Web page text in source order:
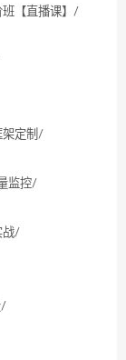
【直播课】/
架定制/
监控/
战/
/